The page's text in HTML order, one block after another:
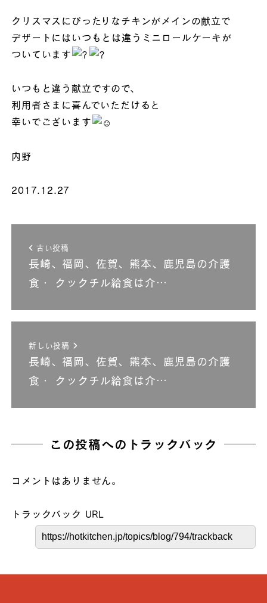
クリスマスにぴったりなチキンがメインの献立で
デザートにはいつもとは違うミニロールケーキが
ついています
いつもと違う献立ですので、
利用者さまに喜んでいただけると
幸いでございます
内野
2017.12.27
古い投稿
長崎、福岡、佐賀、熊本、鹿児島の介護
食・ クックチル給食は介…
新しい投稿
長崎、福岡、佐賀、熊本、鹿児島の介護
食・ クックチル給食は介…
この投稿へのトラックバック
コメントはありません。
トラックバック URL